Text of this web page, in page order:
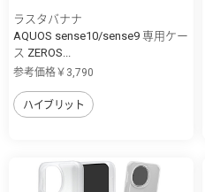
ラスタバナナ
AQUOS sense10/sense9 専用ケー
ス ZEROS...
参考価格￥3,790
ハイブリット